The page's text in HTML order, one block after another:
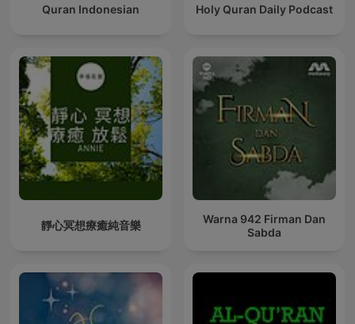
Quran Indonesian Holy Quran Daily Podcast
靜心冥想療癒純音樂
Warna 942 Firman Dan
Sabda